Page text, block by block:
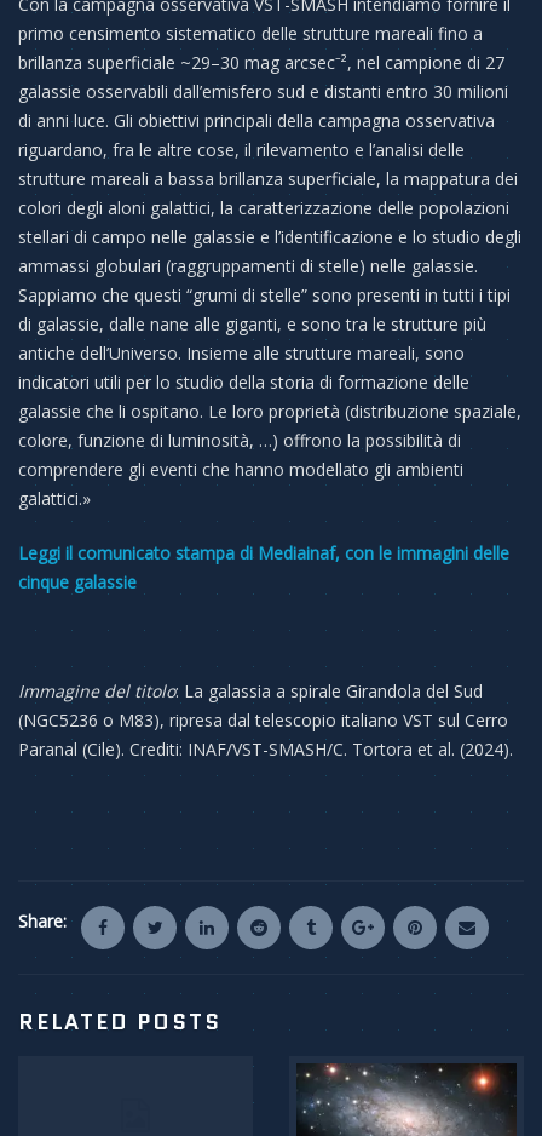
primo censimento sistematico delle strutture mareali fino a
brillanza superficiale ~29–30 mag arcsec⁻², nel campione di 27
galassie osservabili dall’emisfero sud e distanti entro 30 milioni
di anni luce. Gli obiettivi principali della campagna osservativa
riguardano, fra le altre cose, il rilevamento e l’analisi delle
strutture mareali a bassa brillanza superficiale, la mappatura dei
colori degli aloni galattici, la caratterizzazione delle popolazioni
stellari di campo nelle galassie e l’identificazione e lo studio degli
ammassi globulari (raggruppamenti di stelle) nelle galassie.
Sappiamo che questi “grumi di stelle” sono presenti in tutti i tipi
di galassie, dalle nane alle giganti, e sono tra le strutture più
antiche dell’Universo. Insieme alle strutture mareali, sono
indicatori utili per lo studio della storia di formazione delle
galassie che li ospitano. Le loro proprietà (distribuzione spaziale,
colore, funzione di luminosità, …) offrono la possibilità di
comprendere gli eventi che hanno modellato gli ambienti
galattici.»
Leggi il comunicato stampa di Mediainaf, con le immagini delle
cinque galassie
Immagine del titolo: La galassia a spirale Girandola del Sud
(NGC5236 o M83), ripresa dal telescopio italiano VST sul Cerro
Paranal (Cile). Crediti: INAF/VST-SMASH/C. Tortora et al. (2024).
Share:
RELATED POSTS